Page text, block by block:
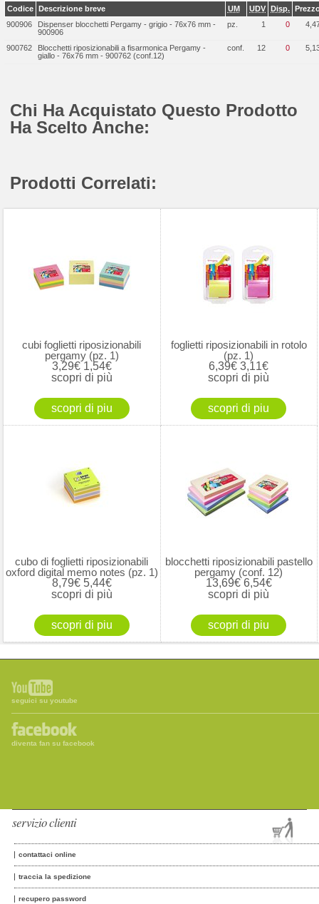
Codice Descrizione breve UM UDV Disp.
900906
Dispenser blocchetti Pergamy - grigio - 76x76 mm -
900906
pz. 1 0
900762
Blocchetti riposizionabili a fisarmonica Pergamy -
giallo - 76x76 mm - 900762 (conf.12)
conf. 12 0
Chi Ha Acquistato Questo Prodotto
Ha Scelto Anche:
Prodotti Correlati:
cubi foglietti riposizionabili
pergamy (pz. 1)
3,29€1,54€
scopri di più
foglietti riposizionabili in rotolo
(pz. 1)
6,39€ 3,11€
scopri di più
cubo di foglietti riposizionabili
oxford digital memo notes (pz. 1)
8,79€5,44€
scopri di più
blocchetti riposizionabili pastello
pergamy (conf. 12)
13,69€6,54€
scopri di più
seguici su youtube
diventa fan su facebook
servizio clienti
contattaci online
traccia la spedizione
recupero password